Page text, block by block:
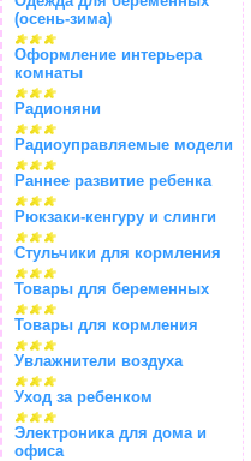
(осень-зима)
Оформление интерьера
комнаты
Радионяни
Радиоуправляемые модели
Раннее развитие ребенка
Рюкзаки-кенгуру и слинги
Стульчики для кормления
Товары для беременных
Товары для кормления
Увлажнители воздуха
Уход за ребенком
Электроника для дома и
офиса